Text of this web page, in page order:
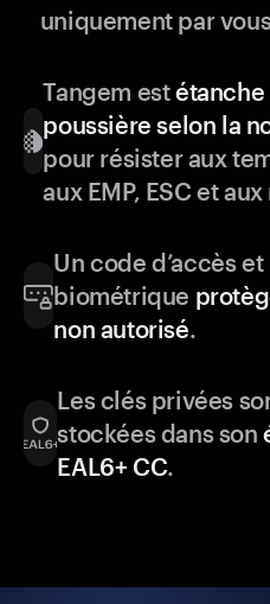
uniquement par
Tangem estétanche
poussière selon la
pour résister aux
aux EMP, ESC et
Un code d’accès
biométrique
non autorisé.
Les clés privées
stockées dans son
EAL6+ CC.